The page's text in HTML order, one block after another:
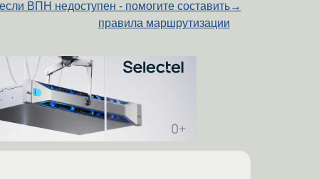
ВПН недоступен - помогите составить
правила маршрутизации
→